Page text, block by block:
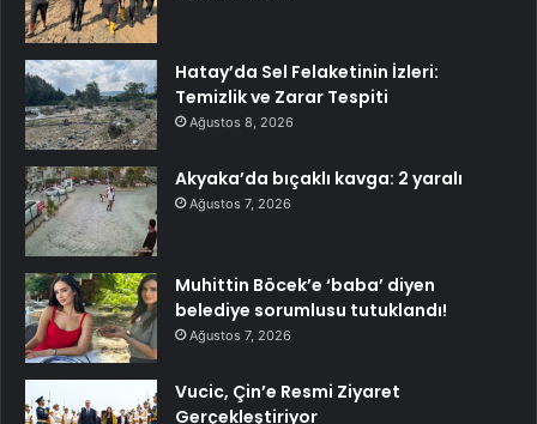
Hatay’da Sel Felaketinin İzleri:
Temizlik ve Zarar Tespiti
Ağustos 8, 2026
Akyaka’da bıçaklı kavga: 2 yaralı
Ağustos 7, 2026
Muhittin Böcek’e ‘baba’ diyen
belediye sorumlusu tutuklandı!
Ağustos 7, 2026
Vucic, Çin’e Resmi Ziyaret
Gerçekleştiriyor